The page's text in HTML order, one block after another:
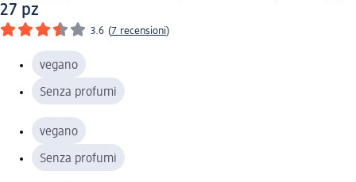
27 pz
3.6 (7 recensioni)
vegano
Senza profumi
vegano
Senza profumi